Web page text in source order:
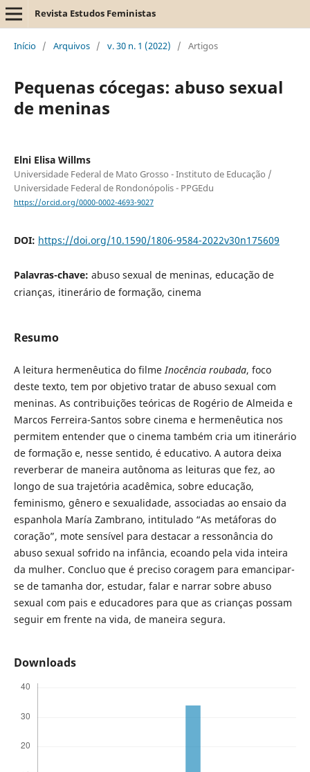
Revista Estudos Feministas
Início / Arquivos / v. 30 n. 1 (2022) / Artigos
Pequenas cócegas: abuso sexual
de meninas
Elni Elisa Willms
Universidade Federal de Mato Grosso - Instituto de Educação /
Universidade Federal de Rondonópolis - PPGEdu
https://orcid.org/0000-0002-4693-9027
DOI: https://doi.org/10.1590/1806-9584-2022v30n175609
Palavras-chave: abuso sexual de meninas, educação de
crianças, itinerário de formação, cinema
Resumo
A leitura hermenêutica do filmeInocência roubada, foco
deste texto, tem por objetivo tratar de abuso sexual com
meninas. As contribuições teóricas de Rogério de Almeida e
Marcos Ferreira-Santos sobre cinema e hermenêutica nos
permitem entender que o cinema também cria um itinerário
de formação e, nesse sentido, é educativo. A autora deixa
reverberar de maneira autônoma as leituras que fez, ao
longo de sua trajetória acadêmica, sobre educação,
feminismo, gênero e sexualidade, associadas ao ensaio da
espanhola María Zambrano, intitulado “As metáforas do
coração”, mote sensível para destacar a ressonância do
abuso sexual sofrido na infância, ecoando pela vida inteira
da mulher. Concluo que é preciso coragem para emancipar-
se de tamanha dor, estudar, falar e narrar sobre abuso
sexual com pais e educadores para que as crianças possam
seguir em frente na vida, de maneira segura.
Downloads